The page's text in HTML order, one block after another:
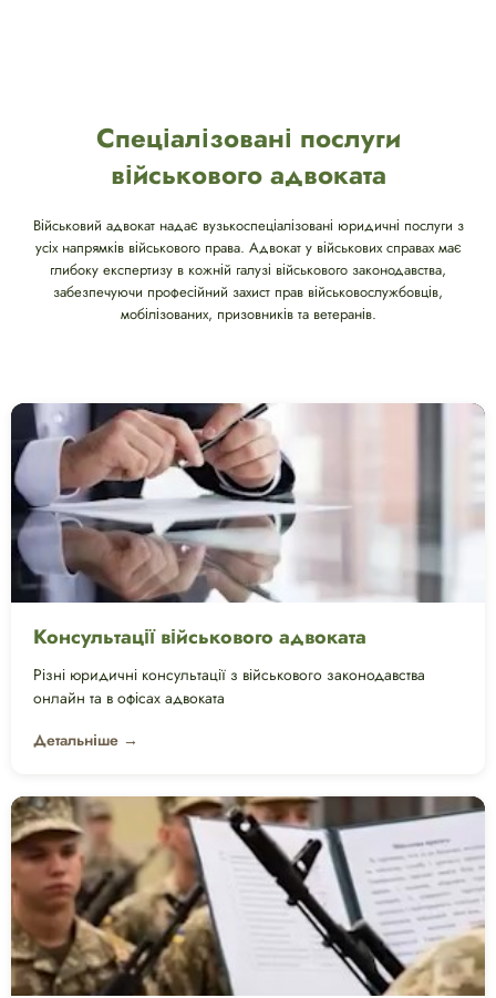
Спеціалізовані послуги
військового адвоката
Військовий адвокат надає вузькоспеціалізовані юридичні послуги з
усіх напрямків військового права. Адвокат у військових справах має
глибоку експертизу в кожній галузі військового законодавства,
забезпечуючи професійний захист прав військовослужбовців,
мобілізованих, призовників та ветеранів.
Консультації військового адвоката
Різні юридичні консультації з військового законодавства
онлайн та в офісах адвоката
Детальніше →